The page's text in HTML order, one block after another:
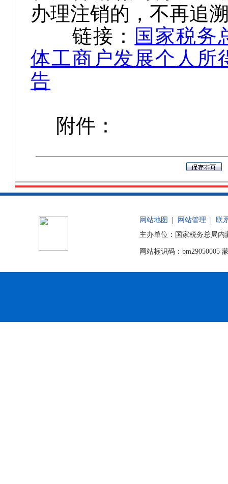
办理注销的，不再追
链接： 国家税务
体工商户发展个人所
告
附件：